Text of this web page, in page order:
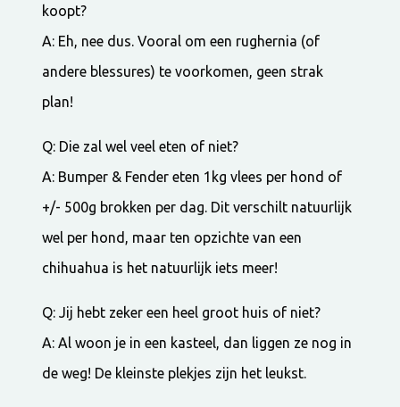
koopt?
A: Eh, nee dus. Vooral om een rughernia (of
andere blessures) te voorkomen, geen strak
plan!
Q: Die zal wel veel eten of niet?
A: Bumper & Fender eten 1kg vlees per hond of
+/- 500g brokken per dag. Dit verschilt natuurlijk
wel per hond, maar ten opzichte van een
chihuahua is het natuurlijk iets meer!
Q: Jij hebt zeker een heel groot huis of niet?
A: Al woon je in een kasteel, dan liggen ze nog in
de weg! De kleinste plekjes zijn het leukst.